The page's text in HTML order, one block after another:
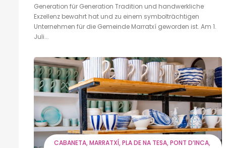
Generation für Generation Tradition und handwerkliche
Exzellenz bewahrt hat und zu einem symbolträchtigen
Unternehmen für die Gemeinde Marratxí geworden ist. Am 1.
Juli...
CABANETA MARRATXÍ PLA DE NA TESA PONT D’INCA